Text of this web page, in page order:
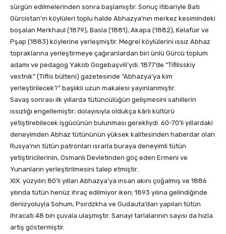
sürgün edilmelerinden sonra başlamıştır. Sonuç itibariyle Batı
Gürcistan’ın köylüleri toplu halde Abhazya’nın merkez kesimindeki
boşalan Merkhaul (1879), Basla (1881), Akapa (1882), Kelafüır ve
Pşap (1883) köylerine yerleşmiştir. Megrel köylülerini ıssız Abhaz
topraklarına yerleştirmeye çağıranlardan biri ünlü Gürcü toplum
adamı ve pedagog Yakob Gogebaşvili’ydi. 1877’de “Tifilisskiy
vestnik” (Tiflis bülteni) gazetesinde “Abhazya’ya kim
yerleştirilecek?” başlıklı uzun makalesi yayınlanmıştır.
Savaş sonrası ilk yıllarda tütüncülüğün gelişmesini sahillerin
ıssızlığı engellemiştir; dolayısıyla oldukça kârlı kültürü
yetiştirebilecek işgücünün bulunması gerekliydi. 60-70’li yıllardaki
deneyimden Abhaz tütününün yüksek kalitesinden haberdar olan
Rusya’nın tütün patronları ısrarla buraya deneyimli tütün
yetiştiricilerinin, Osmanlı Devletinden göç eden Ermeni ve
Yunanların yerleştirilmesini talep etmiştir.
XIX. yüzyılın 80’li yılları Abhazya’ya insan akını çoğalmış ve 1886
yılında tütün henüz ihraç edilmiyor iken; 1893 yılına gelindiğinde
denizyoluyla Sohum, Psırdzkha ve Gudauta’dan yapılan tütün
ihracatı 48 bin çuvala ulaşmıştır. Sanayi tarlalarının sayısı da hızla
artış göstermiştir.